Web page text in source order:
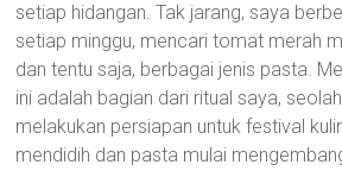
setiap hidangan. Tak jarang, saya
setiap minggu, mencari tomat merah
dan tentu saja, berbagai jenis pasta.
ini adalah bagian dari ritual saya,
melakukan persiapan untuk festival
mendidih dan pasta mulai